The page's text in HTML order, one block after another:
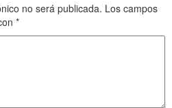
no será publicada. Los campos
*